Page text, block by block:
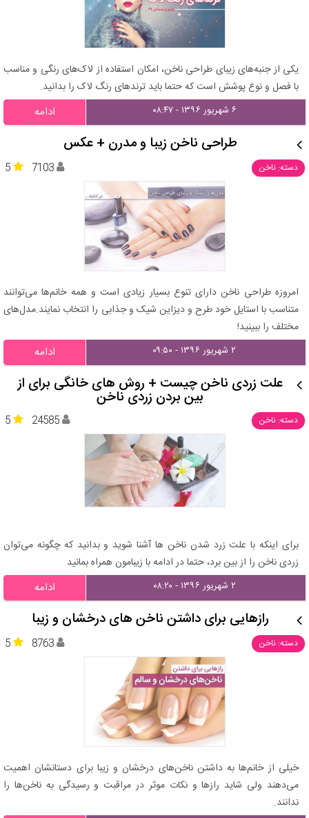
یکی از جنبه‌های زیبای طراحی ناخن، امکان استفاده از لاک‌های رنگی و مناسب
با فصل و نوع پوشش است که حتما باید ترندهای رنگ لاک را بدانید.
۶ شهریور ۱۳۹۶ - ۰۸:۴۷ ادامه
طراحی ناخن زیبا و مدرن + عکس
دسته: ناخن 5 7103
امروزه طراحی ناخن دارای تنوع بسیار زیادی است و همه خانم‌ها می‌توانند
متناسب با استایل خود طرح و دیزاین شیک و جذابی را انتخاب نمایند.مدل‌های
مختلف را ببینید!
۲ شهریور ۱۳۹۶ - ۰۹:۵۰ ادامه
علت زردی ناخن چیست + روش های خانگی برای از
بین بردن زردی ناخن
دسته: ناخن 5 24585
برای اینکه با علت زرد شدن ناخن ها آشنا شوید و بدانید که چگونه می‌توان
زردی ناخن را از بین برد، حتما در ادامه با زیبامون همراه بمانید
۲ شهریور ۱۳۹۶ - ۰۸:۲۰ ادامه
رازهایی برای داشتن ناخن های درخشان و زیبا
دسته: ناخن 5 8763
خیلی از خانم‌ها به داشتن ناخن‌های درخشان و زیبا برای دستانشان اهمیت
می‌دهند ولی شاید رازها و نکات موثر در مراقبت و رسیدگی به ناخن‌ها را
ندانند.